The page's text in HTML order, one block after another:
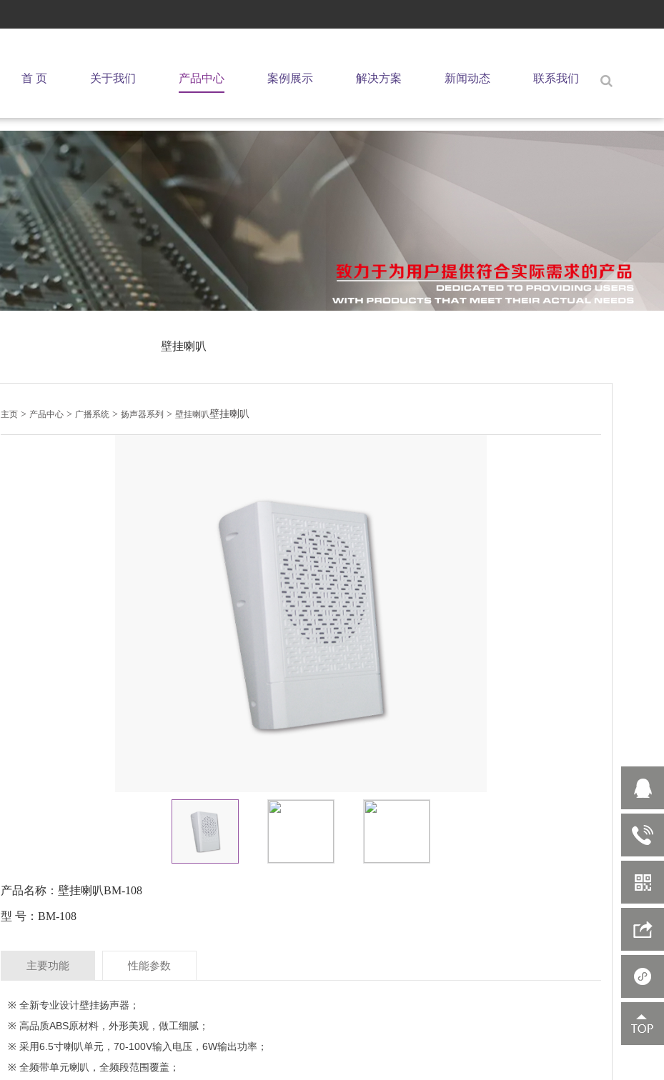
首 页 关于我们 产品中心 案例展示 解决方案 新闻动态 联系我们
壁挂喇叭
主页 > 产品中心 > 广播系统 > 扬声器系列 > 壁挂喇叭壁挂喇叭
产品名称：壁挂喇叭BM-108
型 号：BM-108
主要功能 性能参数
※ 全新专业设计壁挂扬声器；
※ 高品质ABS原材料，外形美观，做工细腻；
※ 采用6.5寸喇叭单元，70-100V输入电压，6W输出功率；
※ 全频带单元喇叭，全频段范围覆盖；